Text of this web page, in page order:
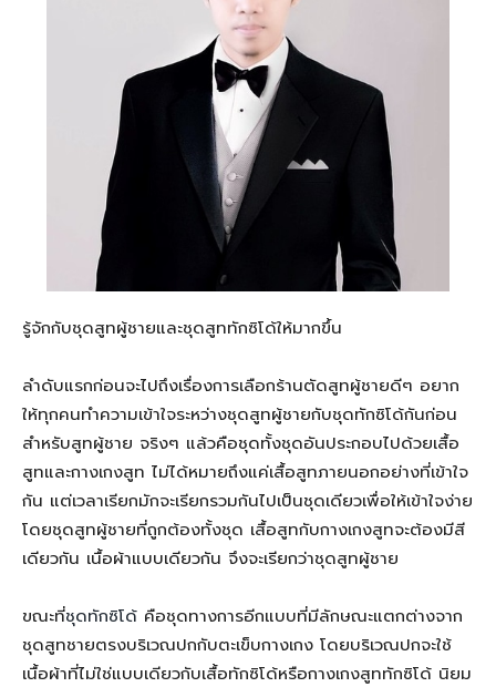
รู้จักกับชุดสูทผู้ชายและชุดสูททักซิโด้ให้มากขึ้น
ลำดับแรกก่อนจะไปถึงเรื่องการเลือกร้านตัดสูทผู้ชายดีๆ อยาก
ให้ทุกคนทำความเข้าใจระหว่างชุดสูทผู้ชายกับชุดทักซิโด้กันก่อน
สำหรับสูทผู้ชาย จริงๆ แล้วคือชุดทั้งชุดอันประกอบไปด้วยเสื้อ
สูทและกางเกงสูท ไม่ได้หมายถึงแค่เสื้อสูทภายนอกอย่างที่เข้าใจ
กัน แต่เวลาเรียกมักจะเรียกรวมกันไปเป็นชุดเดียวเพื่อให้เข้าใจง่าย
โดยชุดสูทผู้ชายที่ถูกต้องทั้งชุด เสื้อสูทกับกางเกงสูทจะต้องมีสี
เดียวกัน เนื้อผ้าแบบเดียวกัน จึงจะเรียกว่าชุดสูทผู้ชาย
ขณะที่ชุดทักซิโด้ คือชุดทางการอีกแบบที่มีลักษณะแตกต่างจาก
ชุดสูทชายตรงบริเวณปกกับตะเข็บกางเกง โดยบริเวณปกจะใช้
เนื้อผ้าที่ไม่ใช่แบบเดียวกับเสื้อทักซิโด้หรือกางเกงสูททักซิโด้ นิยม